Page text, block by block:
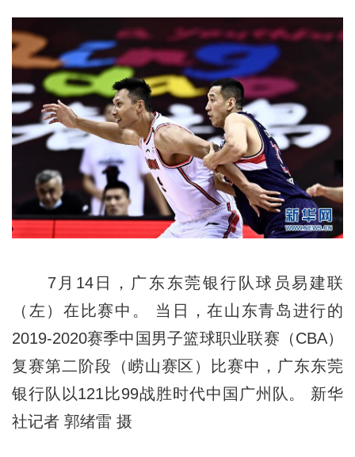
7月14日，广东东莞银行队球员易建联
（左）在比赛中。 当日，在山东青岛进行的
2019-2020赛季中国男子篮球职业联赛（CBA）
复赛第二阶段（崂山赛区）比赛中，广东东莞
银行队以121比99战胜时代中国广州队。 新华
社记者 郭绪雷 摄